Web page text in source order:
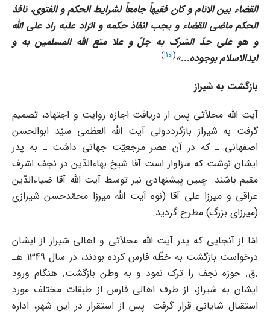
القضاء بین الانام و کان فقیهاً جامعاً لشرایط الحکم و الفتوى، نافذ
الحکم ماضى القضاء و یجب انفاذ حکمه و الرّاد علیه راد على الله
و هو على حدّ الشرک به جلّ و علا متع الله المسلمین به و
ایدالاسلام بوجوده...»
(
[10]
)
بازگشت به شیراز
آیت الله محلاّتى پس از دریافت اجازه روایت و اجتهاد، تصمیم
گرفت به شیراز بازگرددولى آیت الله العظمى سیّد ابوالحسن
اصفهانى ـ که در آن عصر مرجعیّت جهانى داشت ـ به پدر
ایشان نوشت که سزاوار است آقا شیخ بهاءالدّین در نجف اشرف
مقیم باشند. چنین پیشنهادى نیز توسط آیت الله آقا ضیاءالدّین
عراقى و میرزا على آقا (نوه آیت الله میرزا محمّدحسن شیرازى
(میرزاى بزرگ) مطرح گردید.
امّا از آنجایى که پدر آیت الله محلاّتى و اهالى شیراز از ایشان
درخواست بازگشت به خطّه فارس کرده بودند، در سال 1349 هـ
.ق. حوزه نجف را ترک نمود و به وطن بازگشت. هنگام ورود
ایشان به شیراز، از طرف اهالى فارس از طبقات مختلف مورد
استقبال شایانى قرار گرفت. پس از استقرار در این شهر، اداره